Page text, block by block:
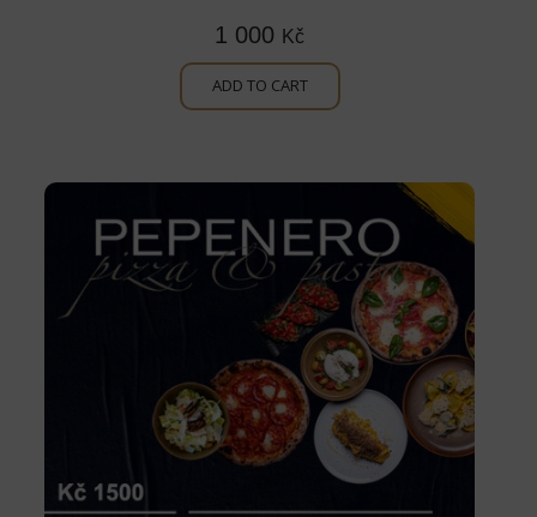
1 000 Kč
ADD TO CART